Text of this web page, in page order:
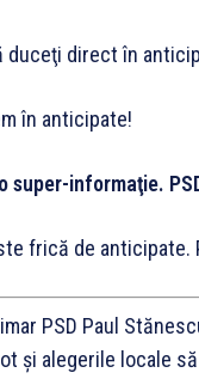
duceţi direct în
în anticipate!
super-informaţie.
frică de
PSD Paul
și alegerile locale